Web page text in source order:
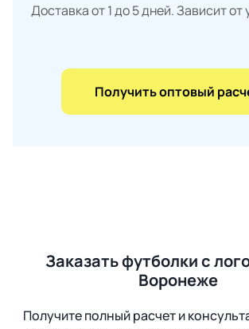
Доставка от 1 до 5 дней. Зависит от
Получить оптовый
Заказать футболки с
Воронеже
Получите полный расчет и